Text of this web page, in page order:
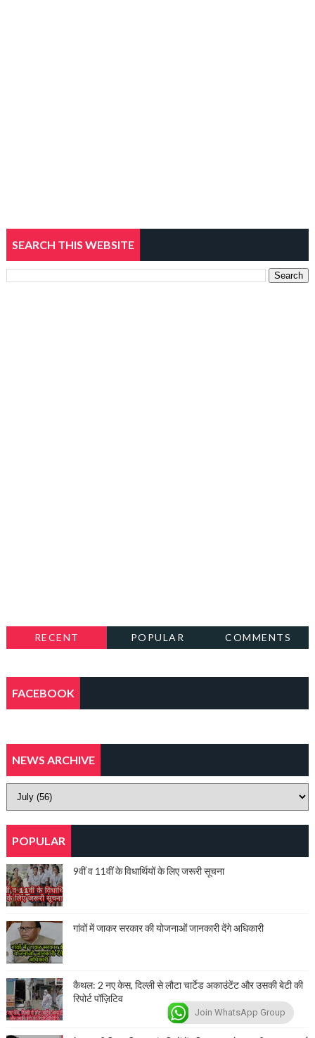
SEARCH THIS WEBSITE
RECENT POPULAR COMMENTS
FACEBOOK
NEWS ARCHIVE
POPULAR
9वीं व 11वीं के विधार्थियों के लिए जरूरी सूचना
गांवों में जाकर सरकार की योजनाओं जानकारी देंगे अधिकारी
कैथल: 2 नए केस, दिल्ली से लौटा चार्टेड अकाउंटेंट और उसकी बेटी की
रिपोर्ट पॉज़िटिव
Join WhatsApp Group